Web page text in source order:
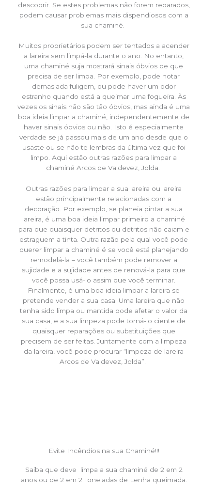
descobrir. Se estes problemas não forem reparados,
podem causar problemas mais dispendiosos com a
sua chaminé.
Muitos proprietários podem ser tentados a acender
a lareira sem limpá-la durante o ano. No entanto,
uma chaminé suja mostrará sinais óbvios de que
precisa de ser limpa. Por exemplo, pode notar
demasiada fuligem, ou pode haver um odor
estranho quando está a queimar uma fogueira. Às
vezes os sinais não são tão óbvios, mas ainda é uma
boa ideia limpar a chaminé, independentemente de
haver sinais óbvios ou não. Isto é especialmente
verdade se já passou mais de um ano desde que o
usaste ou se não te lembras da última vez que foi
limpo. Aqui estão outras razões para limpar a
chaminé Arcos de Valdevez, Jolda.
Outras razões para limpar a sua lareira ou lareira
estão principalmente relacionadas com a
decoração. Por exemplo, se planeia pintar a sua
lareira, é uma boa ideia limpar primeiro a chaminé
para que quaisquer detritos ou detritos não caiam e
estraguem a tinta. Outra razão pela qual você pode
querer limpar a chaminé é se você está planejando
remodelá-la – você também pode remover a
sujidade e a sujidade antes de renová-la para que
você possa usá-lo assim que você terminar.
Finalmente, é uma boa ideia limpar a lareira se
pretende vender a sua casa. Uma lareira que não
tenha sido limpa ou mantida pode afetar o valor da
sua casa, e a sua limpeza pode torná-lo ciente de
quaisquer reparações ou substituições que
precisem de ser feitas. Juntamente com a limpeza
da lareira, você pode procurar “limpeza de lareira
Arcos de Valdevez, Jolda”.
Evite Incêndios na sua Chaminé!!!
Saiba que deve limpa a sua chaminé de 2 em 2
anos ou de 2 em 2 Toneladas de Lenha queimada.